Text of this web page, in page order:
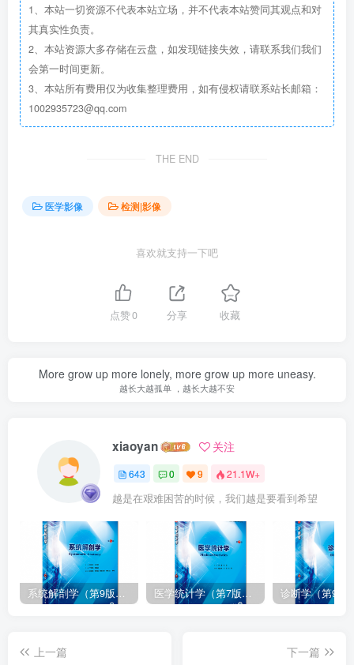
1、本站一切资源不代表本站立场，并不代表本站赞同其观点和对
其真实性负责。
2、本站资源大多存储在云盘，如发现链接失效，请联系我们我们
会第一时间更新。
3、本站所有费用仅为收集整理费用，如有侵权请联系站长邮箱：
1002935723@qq.com
THE END
医学影像 检测|影像
喜欢就支持一下吧
点赞0 分享 收藏
More grow up more lonely, more grow up more uneasy.
越长大越孤单 ，越长大越不安
xiaoyan 关注
643 0 9 21.1W+
越是在艰难困苦的时候，我们越是要看到希望
系统解剖学（第9版）丁文龙主编_人卫版教材.PDF电子书下载 医学统计学（第7版）李康主编_人卫版教材.PDF电子书下载
上一篇
下一篇